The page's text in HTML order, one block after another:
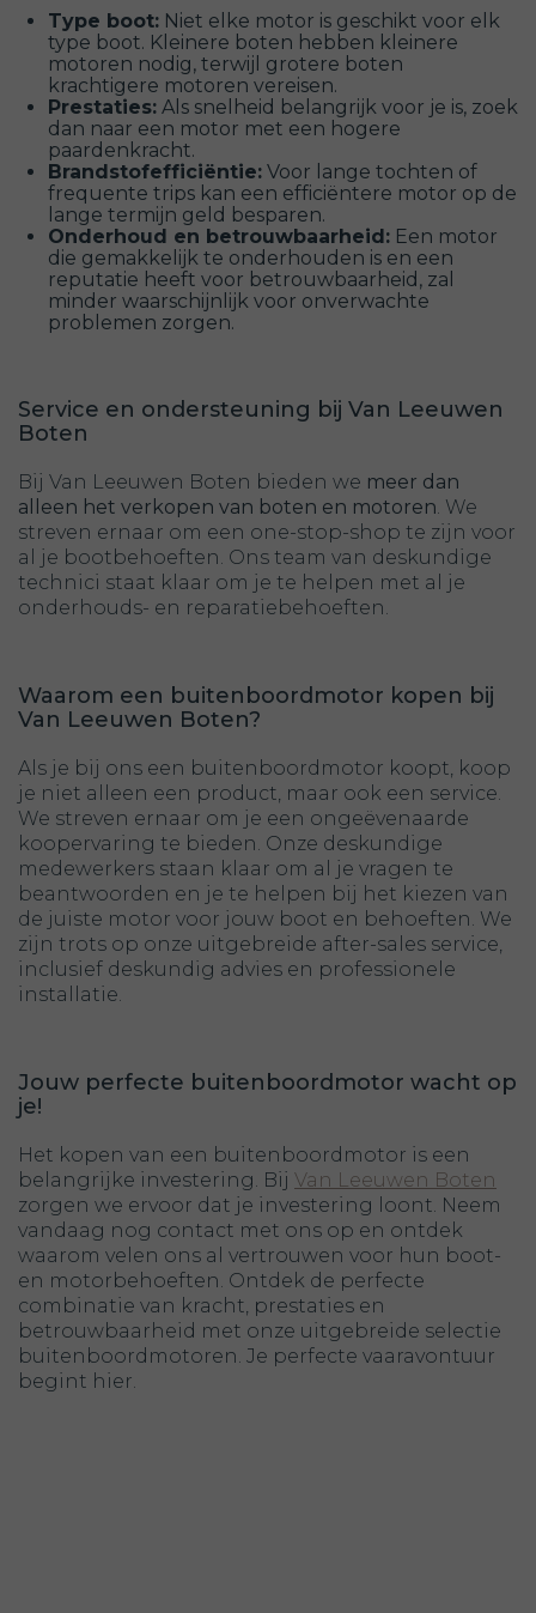
Type boot: Niet elke motor is geschikt voor elk
type boot. Kleinere boten hebben kleinere
motoren nodig, terwijl grotere boten
krachtigere motoren vereisen.
Prestaties: Als snelheid belangrijk voor je is, zoek
dan naar een motor met een hogere
paardenkracht.
Brandstofefficiëntie: Voor lange tochten of
frequente trips kan een efficiëntere motor op de
lange termijn geld besparen.
Onderhoud en betrouwbaarheid: Een motor
die gemakkelijk te onderhouden is en een
reputatie heeft voor betrouwbaarheid, zal
minder waarschijnlijk voor onverwachte
problemen zorgen.
Service en ondersteuning bij Van Leeuwen
Boten
Bij Van Leeuwen Boten bieden we meer dan
alleen het verkopen van boten en motoren. We
streven ernaar om een one-stop-shop te zijn voor
al je bootbehoeften. Ons team van deskundige
technici staat klaar om je te helpen met al je
onderhouds- en reparatiebehoeften.
Waarom een buitenboordmotor kopen bij
Van Leeuwen Boten?
Als je bij ons een buitenboordmotor koopt, koop
je niet alleen een product, maar ook een service.
We streven ernaar om je een ongeëvenaarde
koopervaring te bieden. Onze deskundige
medewerkers staan klaar om al je vragen te
beantwoorden en je te helpen bij het kiezen van
de juiste motor voor jouw boot en behoeften. We
zijn trots op onze uitgebreide after-sales service,
inclusief deskundig advies en professionele
installatie.
Jouw perfecte buitenboordmotor wacht op
je!
Het kopen van een buitenboordmotor is een
belangrijke investering. Bij Van Leeuwen Boten
zorgen we ervoor dat je investering loont. Neem
vandaag nog contact met ons op en ontdek
waarom velen ons al vertrouwen voor hun boot-
en motorbehoeften. Ontdek de perfecte
combinatie van kracht, prestaties en
betrouwbaarheid met onze uitgebreide selectie
buitenboordmotoren. Je perfecte vaaravontuur
begint hier.